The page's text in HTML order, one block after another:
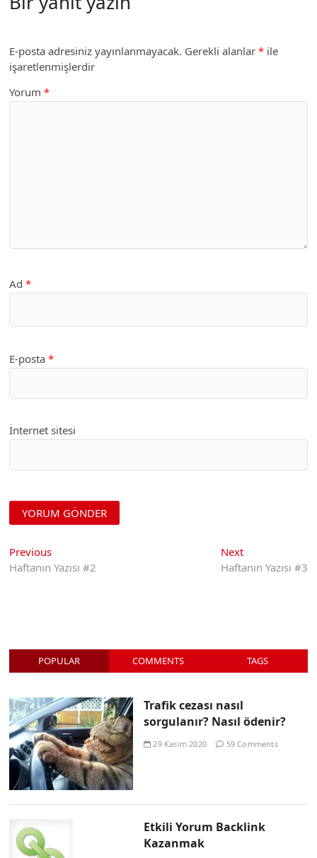
E-posta adresiniz yayınlanmayacak. Gerekli alanlar* ile
işaretlenmişlerdir
Yorum*
Ad*
E-posta*
İnternet sitesi
Yazı
gezinmesi
PreviousPrevious
post:
Haftanın Yazısı #2
NextNext
post:
Haftanın Yazısı #3
POPULAR COMMENTS TAGS
Trafik cezası nasıl
sorgulanır? Nasıl ödenir?
29 Kasım 2020 59 Comments
Etkili Yorum Backlink
Kazanmak